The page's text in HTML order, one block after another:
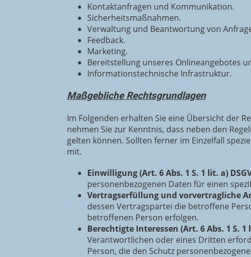
Kontaktanfragen und Kommunikation.
Sicherheitsmaßnahmen.
Verwaltung und Beantwortung von
Feedback.
Marketing.
Bereitstellung unseres Onlineangebotes
Informationstechnische Infrastruktur.
Maßgebliche Rechtsgrundlagen
Im Folgenden erhalten Sie eine Übersicht der
nehmen Sie zur Kenntnis, dass neben den
gelten können. Sollten ferner im Einzelfall
mit.
Einwilligung (Art. 6 Abs. 1 S. 1 lit. a)
personenbezogenen Daten für einen
Vertragserfüllung und vorvertragliche
dessen Vertragspartei die betroffene
betroffenen Person erfolgen.
Berechtigte Interessen (Art. 6 Abs. 1 S. 1
Verantwortlichen oder eines Dritten
Person, die den Schutz